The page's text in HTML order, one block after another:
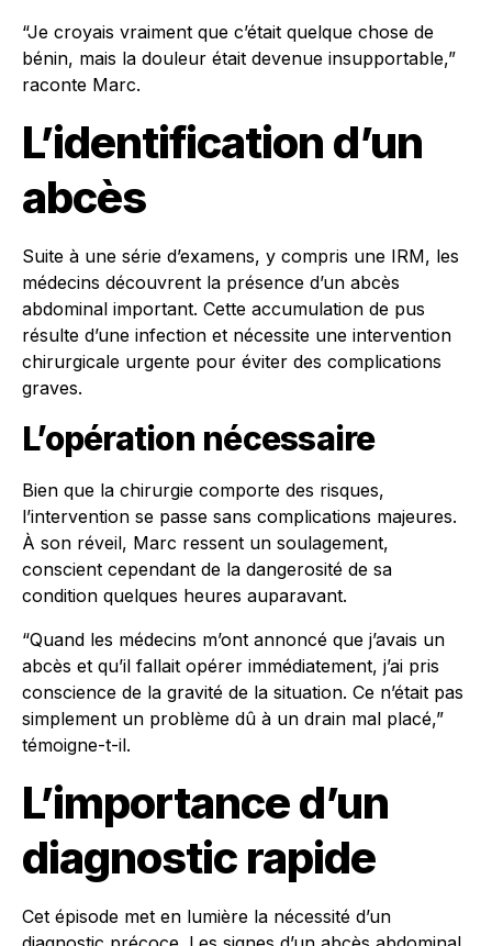
“Je croyais vraiment que c’était quelque chose de
bénin, mais la douleur était devenue insupportable,”
raconte Marc.
L’identification d’un
abcès
Suite à une série d’examens, y compris une IRM, les
médecins découvrent la présence d’un abcès
abdominal important. Cette accumulation de pus
résulte d’une infection et nécessite une intervention
chirurgicale urgente pour éviter des complications
graves.
L’opération nécessaire
Bien que la chirurgie comporte des risques,
l’intervention se passe sans complications majeures.
À son réveil, Marc ressent un soulagement,
conscient cependant de la dangerosité de sa
condition quelques heures auparavant.
“Quand les médecins m’ont annoncé que j’avais un
abcès et qu’il fallait opérer immédiatement, j’ai pris
conscience de la gravité de la situation. Ce n’était pas
simplement un problème dû à un drain mal placé,”
témoigne-t-il.
L’importance d’un
diagnostic rapide
Cet épisode met en lumière la nécessité d’un